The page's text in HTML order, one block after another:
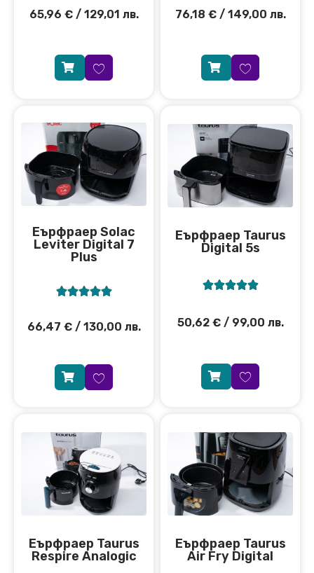
65,96 €/ 129,01 лв. 76,18 €/ 149,00 лв.
Еърфраер Solac
Leviter Digital 7
Plus

66,47 €/ 130,00 лв.
Еърфраер Taurus
Digital 5s

50,62 €/ 99,00 лв.
Eърфраер Taurus
Respire Analogic
Еърфраер Taurus
Air Fry Digital